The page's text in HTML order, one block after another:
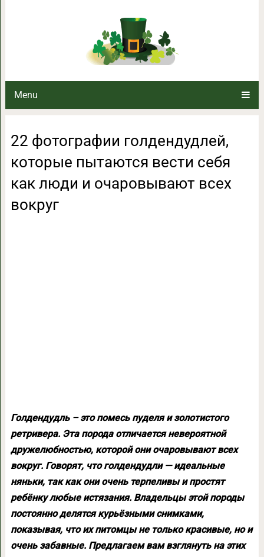
Menu
22 фотографии голдендудлей,
как люди и
22 фотографии голдендудлей,
которые пытаются вести себя
как люди и очаровывают всех
вокруг
Голдендудль – это помесь пуделя и золотистого
ретривера. Эта порода отличается невероятной
дружелюбностью, которой они очаровывают всех
вокруг. Говорят, что голдендудли — идеальные
няньки, так как они очень терпеливы и простят
ребёнку любые истязания. Владельцы этой породы
постоянно делятся курьёзными снимками,
показывая, что их питомцы не только красивые, но и
очень забавные. Предлагаем вам взглянуть на этих